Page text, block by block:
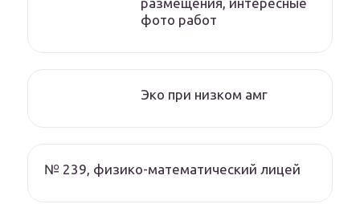
фото работ
Эко при низком амг
№ 239, физико-математический лицей